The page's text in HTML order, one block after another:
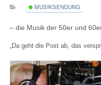
MUSIKSENDUNG
– die Musik der 50er und
„Da geht die Post ab, das